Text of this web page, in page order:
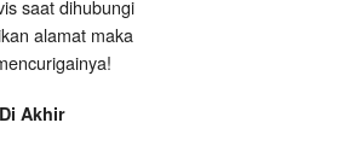
saat dihubungi
alamat maka
Akhir